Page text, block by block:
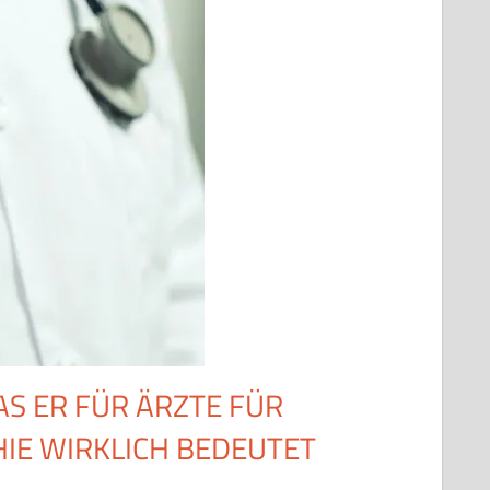
ER FÜR ÄRZTE FÜR
WIRKLICH BEDEUTET